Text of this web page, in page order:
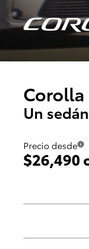
Corolla
Un
Precio desde
$26,490